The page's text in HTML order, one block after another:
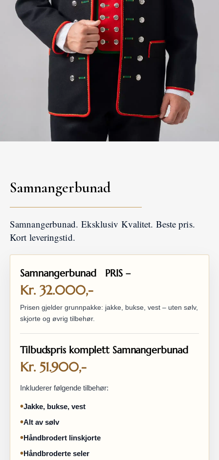
Samnangerbunad
Samnangerbunad. Eksklusiv Kvalitet. Beste pris.
Kort leveringstid.
Samnangerbunad PRIS –
Kr. 32.000,-
Prisen gjelder grunnpakke: jakke, bukse, vest – uten sølv,
skjorte og øvrig tilbehør.
Tilbudspris komplett Samnangerbunad
Kr. 51.900,-
Inkluderer følgende tilbehør:
Jakke, bukse, vest
Alt av sølv
Håndbrodert linskjorte
Håndbroderte seler